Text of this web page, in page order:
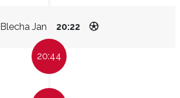
Blecha Jan 20:22
20:44